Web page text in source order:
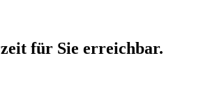
für Sie erreichbar.